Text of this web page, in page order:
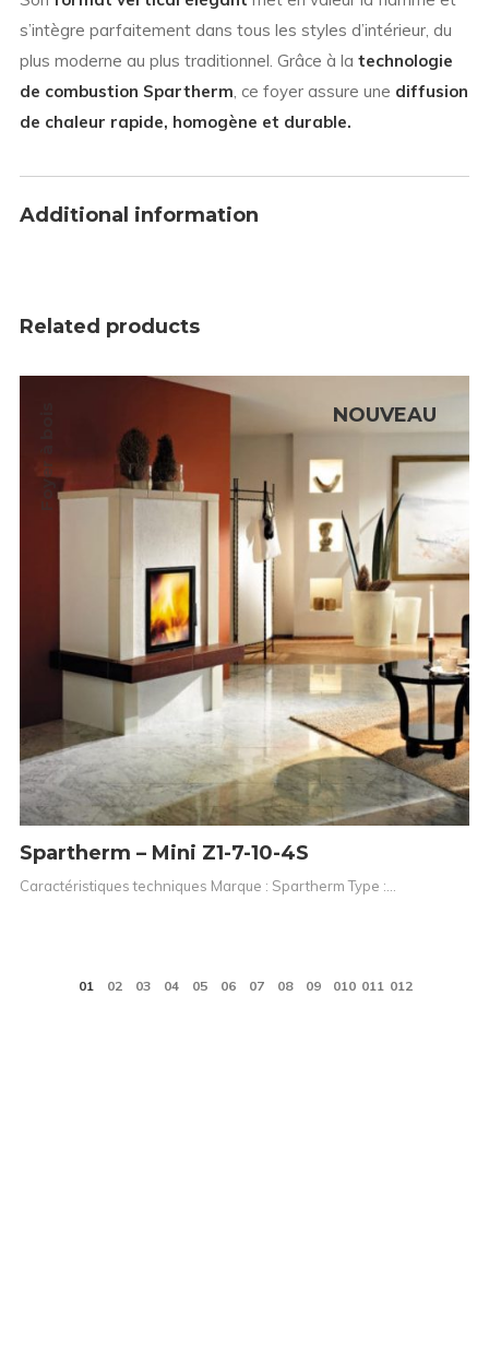
s’intègre parfaitement dans tous les styles d’intérieur, du
plus moderne au plus traditionnel. Grâce à la technologie
de combustion Spartherm, ce foyer assure une diffusion
de chaleur rapide, homogène et durable.
Additional information
Related products
Foyer à bois NOUVEAU
Spartherm – Mini Z1-7-10-4S
Caractéristiques techniques Marque : Spartherm Type :…